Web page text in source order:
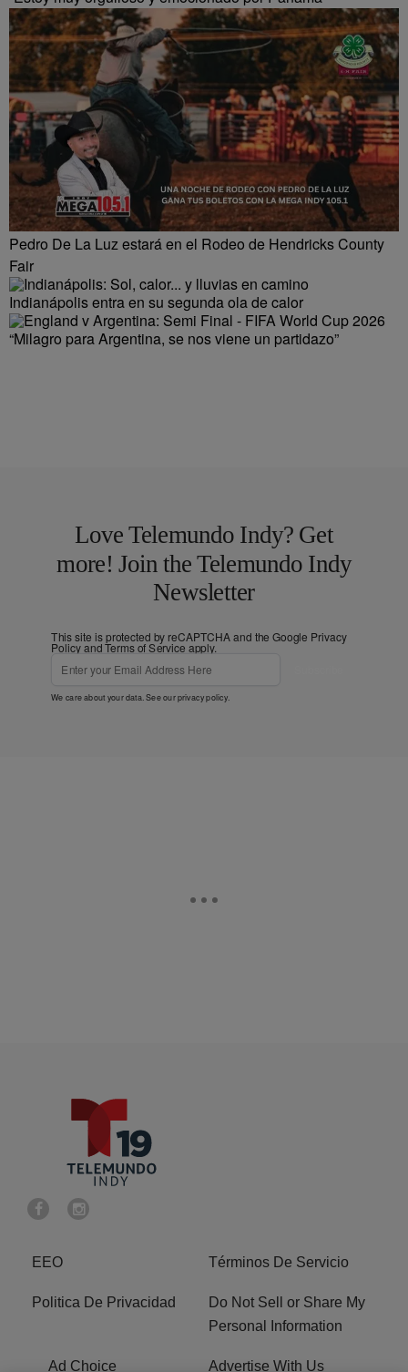
Pedro De La Luz estará en el Rodeo de Hendricks County
Fair
Indianápolis entra en su segunda ola de calor
“Milagro para Argentina, se nos viene un partidazo”
Love Telemundo Indy? Get
more! Join the Telemundo Indy
Newsletter
This site is protected by reCAPTCHA and the Google Privacy
PolicyandTerms of Service apply.
We care about your data. See ourprivacy policy.
EEO Términos De Servicio
Politica De Privacidad
Do Not Sell or Share My
Personal Information
Ad Choice Advertise With Us